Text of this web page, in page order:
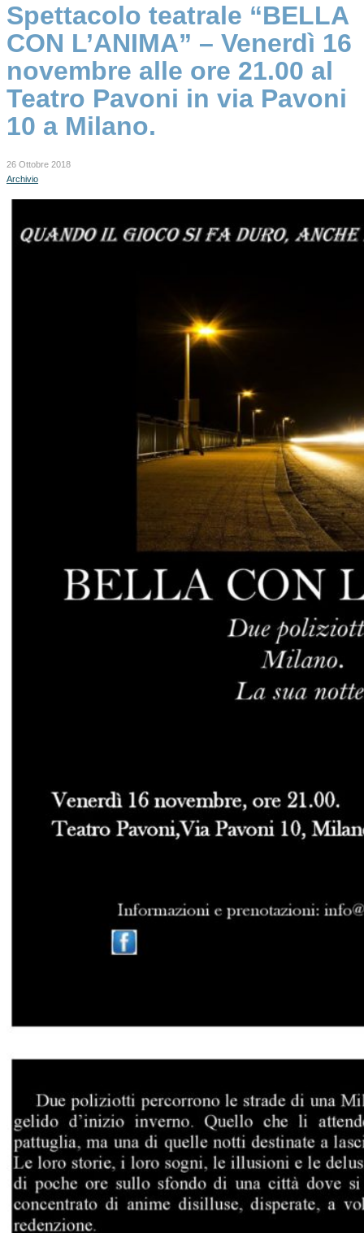
Spettacolo teatrale “BELLA
CON L’ANIMA” – Venerdì 16
novembre alle ore 21.00 al
Teatro Pavoni in via Pavoni
10 a Milano.
26 Ottobre 2018
Archivio